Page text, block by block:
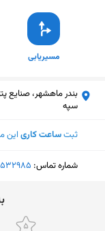
مسیریابی
بندر ماهشهر، صنایع
سپه
ثبتساعت کاری این
شماره تماس: